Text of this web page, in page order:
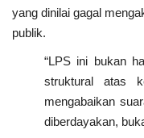
Mitra
Nasional
Pendidikan
yang dinilai gagal
publik.
“LPS ini bukan
struktural atas
mengabaikan
diberdayakan,